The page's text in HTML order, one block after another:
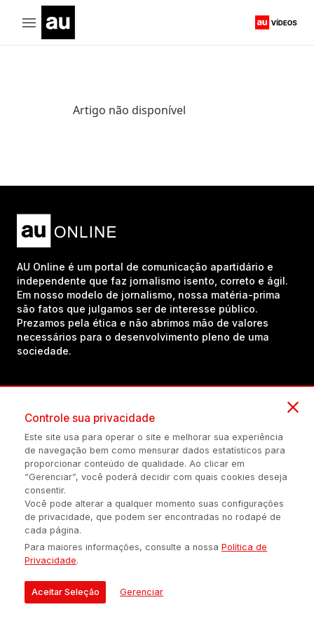
Artigo não disponível
AU Online é um portal de comunicação apartidário e
independente que faz jornalismo isento, correto e ágil.
Em nosso modelo de jornalismo, nossa matéria-prima
são fatos que julgamos ser de interesse público.
Prezamos pela ética e não abrimos mão de valores
necessários para o desenvolvimento pleno de uma
sociedade.
(54) 98434-8385
Política de privacidade Configuração de Cookies Quem Somos
É proibida a reprodução do conteúdo desta página em qualquer
meio de comunicação, eletrônico ou impreso, sem autorização
escrita de Auonline Comunicação Eireli.
© 2026 AUONLINE COMUNICAÇÃO EIRELI - CNPJ: 17.375.200/0001-
21
Controle sua privacidade
Este site usa para operar o site e melhorar sua experiência
de navegação bem como mensurar dados estatísticos para
proporcionar conteúdo de qualidade. Ao clicar em
“Gerenciar”, você poderá decidir com quais cookies deseja
consentir.
Você pode alterar a qualquer momento suas configurações
de privacidade, que podem ser encontradas no rodapé de
cada página.
Para maiores informações, consulte a nossaPolítica de
Privacidade.
Aceitar Seleção Gerenciar